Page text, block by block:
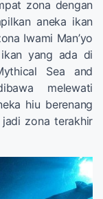
zona dengan
aneka ikan
Iwami Man’yo
yang ada di
Sea and
melewati
hiu berenang
zona terakhir